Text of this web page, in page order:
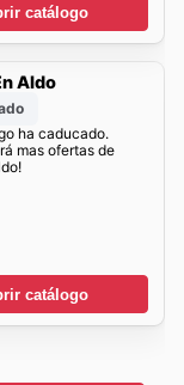
catálogo
Aldo
ha caducado.
mas ofertas de
catálogo